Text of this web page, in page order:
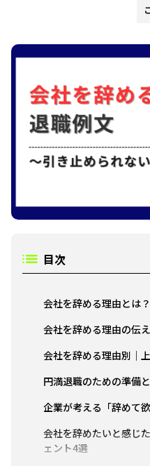
目次
会社を辞める理由とは？
会社を辞める理由の伝
会社を辞める理由別｜
円満退職のための準備
企業が考える「辞めて
会社を辞めたいと感じ
ェント4選